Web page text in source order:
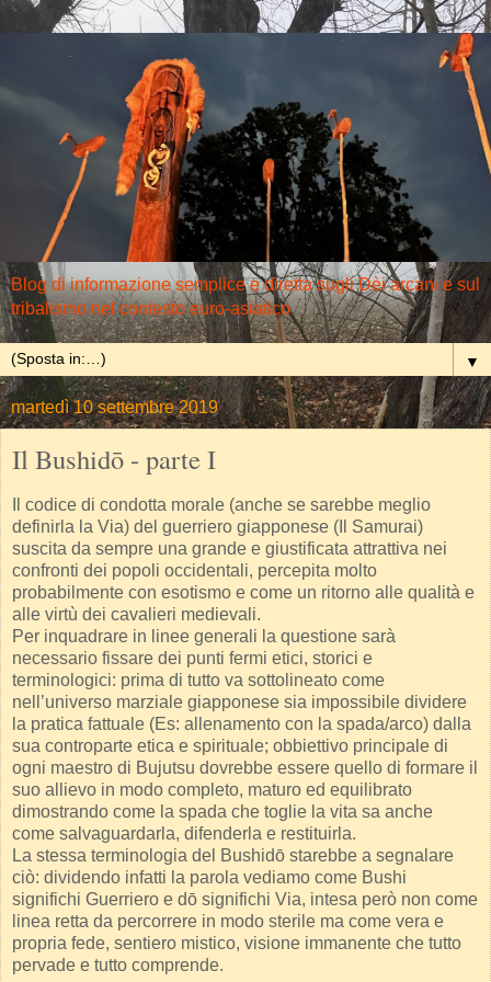
Blog di informazione semplice e diretta sugli Dèi arcani e sul
tribalismo nel contesto euro-asiatico
▼
martedì 10 settembre 2019
Il Bushidō - parte I
Il codice di condotta morale (anche se sarebbe meglio
definirla la Via) del guerriero giapponese (Il Samurai)
suscita da sempre una grande e giustificata attrattiva nei
confronti dei popoli occidentali, percepita molto
probabilmente con esotismo e come un ritorno alle qualità e
alle virtù dei cavalieri medievali.
Per inquadrare in linee generali la questione sarà
necessario fissare dei punti fermi etici, storici e
terminologici: prima di tutto va sottolineato come
nell’universo marziale giapponese sia impossibile dividere
la pratica fattuale (Es: allenamento con la spada/arco) dalla
sua controparte etica e spirituale; obbiettivo principale di
ogni maestro di Bujutsu dovrebbe essere quello di formare il
suo allievo in modo completo, maturo ed equilibrato
dimostrando come la spada che toglie la vita sa anche
come salvaguardarla, difenderla e restituirla.
La stessa terminologia del Bushidō starebbe a segnalare
ciò: dividendo infatti la parola vediamo come Bushi
significhi Guerriero e dō significhi Via, intesa però non come
linea retta da percorrere in modo sterile ma come vera e
propria fede, sentiero mistico, visione immanente che tutto
pervade e tutto comprende.